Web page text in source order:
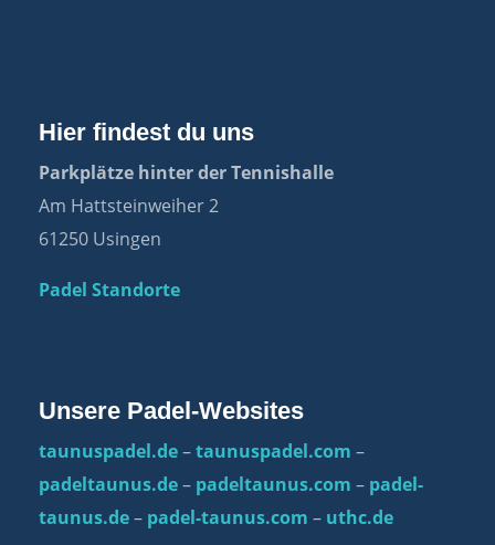
Hier findest du uns
Parkplätze hinter der Tennishalle
Am Hattsteinweiher 2
61250 Usingen
Padel Standorte
Unsere Padel-Websites
taunuspadel.de–taunuspadel.com –
padeltaunus.de– padeltaunus.com – padel-
taunus.de– padel-taunus.com – uthc.de